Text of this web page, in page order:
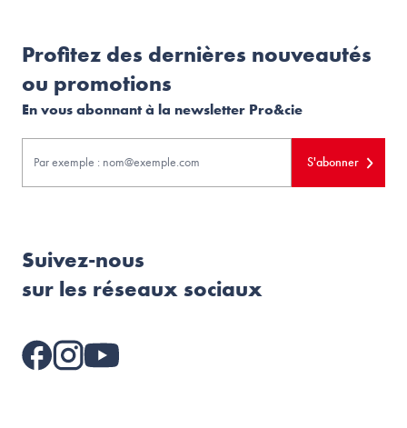
Profitez des dernières nouveautés
ou promotions
En vous abonnant à la newsletter Pro&cie
S'abonner
Suivez-nous
sur les réseaux sociaux